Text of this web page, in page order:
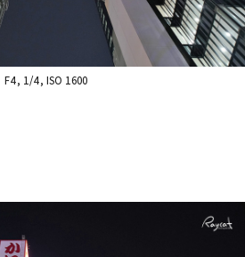
F4, 1/4, ISO 1600